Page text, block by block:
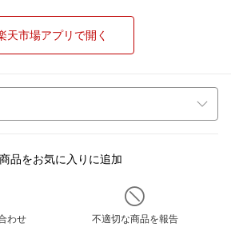
天市場アプリで開く
商品をお気に入りに追加
わせ 不適切な商品を報告